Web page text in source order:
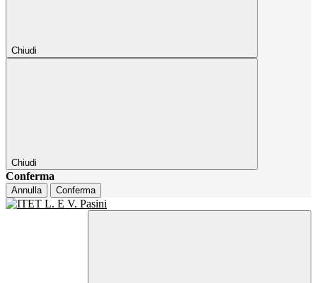
Chiudi
Chiudi
Conferma
Annulla Conferma